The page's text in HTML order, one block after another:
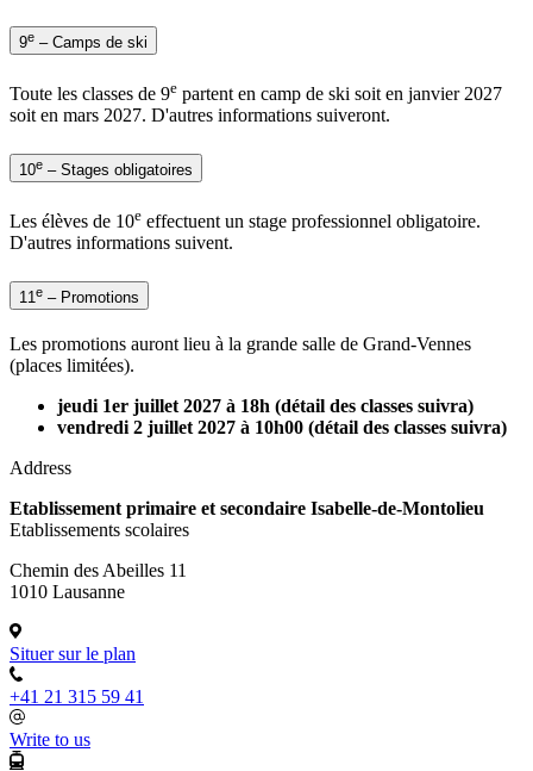
9e – Camps de ski
Toute les classes de 9e partent en camp de ski soit en janvier 2027
soit en mars 2027. D'autres informations suiveront.
10e – Stages obligatoires
Les élèves de 10e effectuent un stage professionnel obligatoire.
D'autres informations suivent.
11e – Promotions
Les promotions auront lieu à la grande salle de Grand-Vennes
(places limitées).
jeudi 1er juillet 2027 à 18h (détail des classes suivra)
vendredi 2 juillet 2027 à 10h00 (détail des classes suivra)
Address
Etablissement primaire et secondaire Isabelle-de-Montolieu
Etablissements scolaires
Chemin des Abeilles 11
1010 Lausanne
Situer sur le plan
+41 21 315 59 41
Write to us